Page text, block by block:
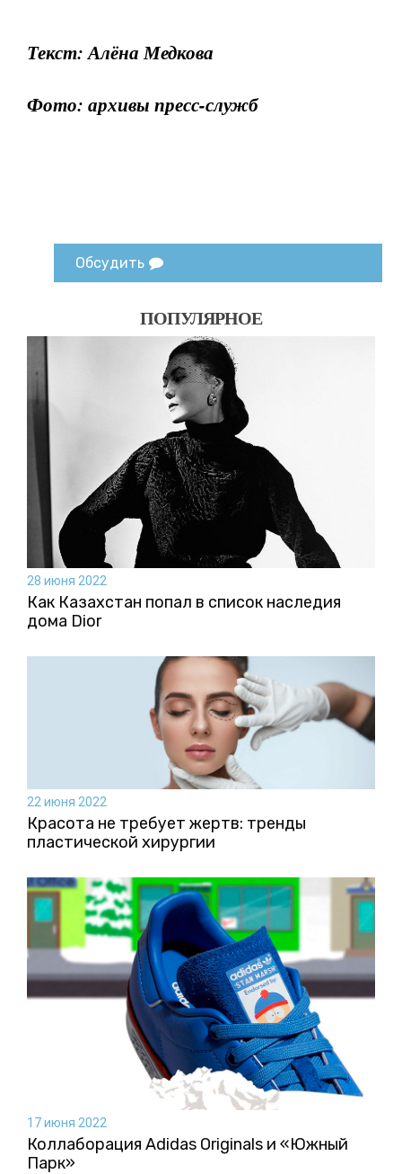
Текст: Алёна Медкова
Фото: архивы пресс-служб
Обсудить
ПОПУЛЯРНОЕ
28 июня 2022
Как Казахстан попал в список наследия
дома Dior
22 июня 2022
Красота не требует жертв: тренды
пластической хирургии
17 июня 2022
Коллаборация Аdidas Originals и «Южный
Парк»